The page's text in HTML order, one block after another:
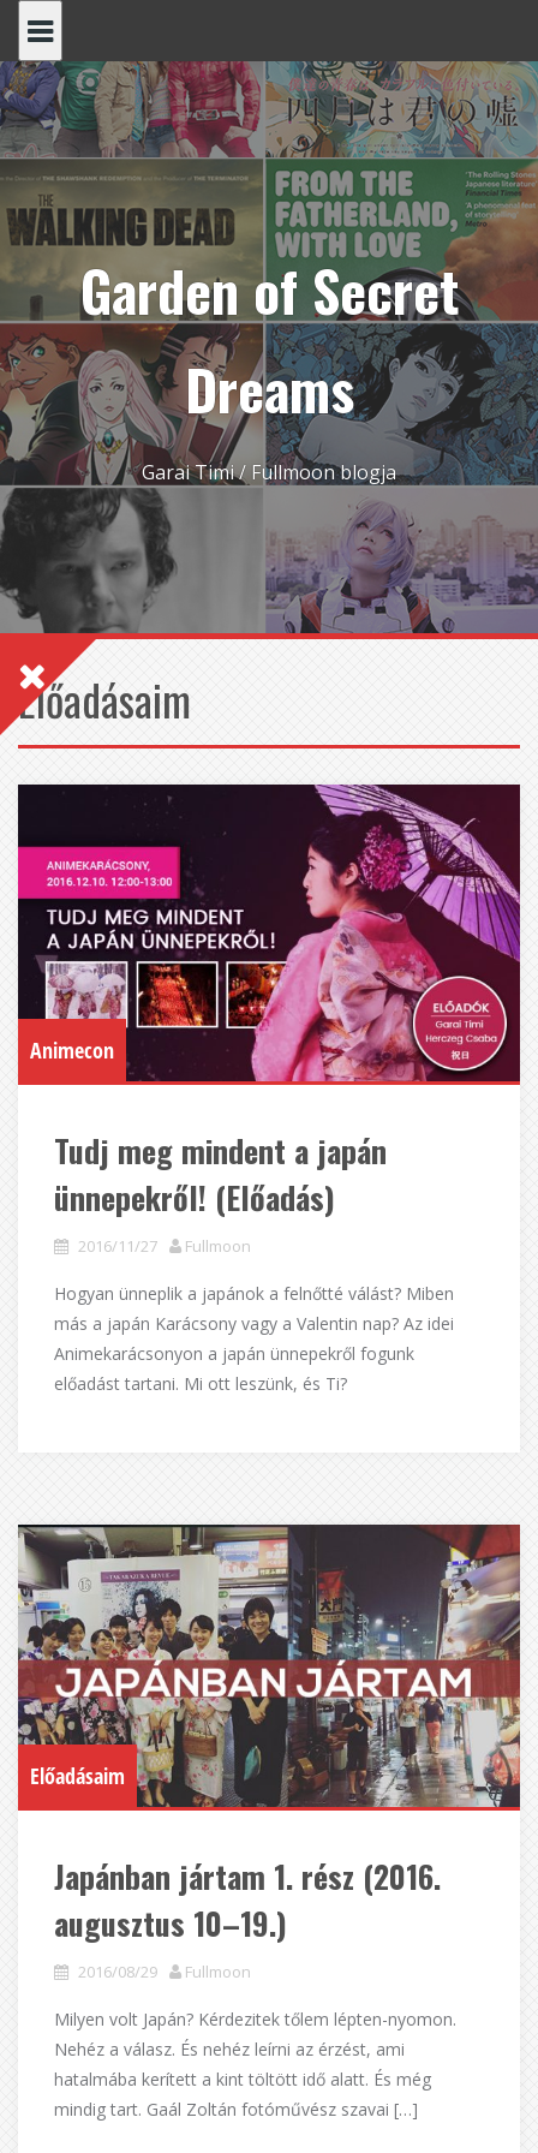
content
Garden of Secret
Dreams
Garai Timi / Fullmoon blogja
Előadásaim
Animecon
Tudj meg mindent a japán
ünnepekről! (Előadás)
2016/11/27 Fullmoon
Hogyan ünneplik a japánok a felnőtté válást? Miben
más a japán Karácsony vagy a Valentin nap? Az idei
Animekarácsonyon a japán ünnepekről fogunk
előadást tartani. Mi ott leszünk, és Ti?
Előadásaim
Japánban jártam 1. rész (2016.
augusztus 10–19.)
2016/08/29 Fullmoon
Milyen volt Japán? Kérdezitek tőlem lépten-nyomon.
Nehéz a válasz. És nehéz leírni az érzést, ami
hatalmába kerített a kint töltött idő alatt. És még
mindig tart. Gaál Zoltán fotóművész szavai […]